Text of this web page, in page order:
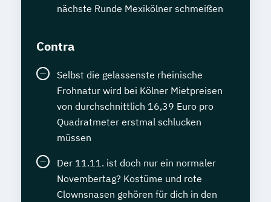
nächste Runde Mexikölner schmeißen
Contra
Selbst die gelassenste rheinische
Frohnatur wird bei Kölner Mietpreisen
von durchschnittlich 16,39 Euro pro
Quadratmeter erstmal schlucken
müssen
Der 11.11. ist doch nur ein normaler
Novembertag? Kostüme und rote
Clownsnasen gehören für dich in den